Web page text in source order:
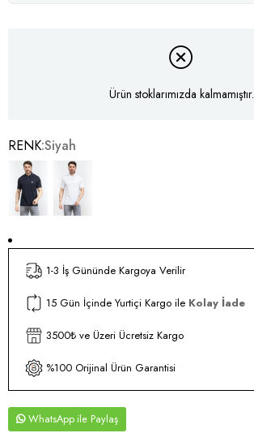
Ürün stoklarımızda kalmamıştır.
RENKSiyah
1-3 İş Gününde Kargoya Verilir
15 Gün İçinde Yurtiçi Kargo ile Kolay İade
3500₺ ve Üzeri Ücretsiz Kargo
%100 Orijinal Ürün Garantisi
WhatsApp